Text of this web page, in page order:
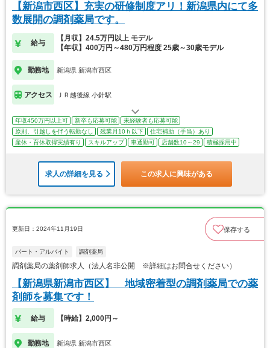
【新潟市西区】充実の研修制度アリ！新潟県内にて多
数展開の調剤薬局です。
給与
【月収】24.5万円以上 モデル
【年収】400万円～480万円程度 25歳～30歳モデル
勤務地 新潟県 新潟市西区
アクセス ＪＲ越後線 小針駅
年収450万円以上可 新卒も応募可能
未経験者も応募可能
原則、引越しを伴う転勤なし
残業月10ｈ以下
住宅補助（手当）あり
産休・育休取得実績有り
スキルアップ 車通勤可 店舗数10～29 積極採用中
求人の詳細を見る この求人に興味がある
更新日：2024年11月19日 保存する
パート・アルバイト 調剤薬局
調剤薬局の薬剤師求人（法人名非公開 ※詳細はお問合せください）
【新潟県新潟市西区】 地域密着型の調剤薬局での薬
剤師を募集です！
給与 【時給】2,000円～
勤務地 新潟県 新潟市西区